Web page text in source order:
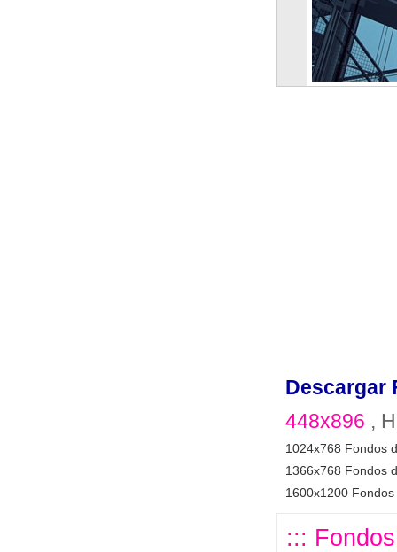
Descargar
448x896 ,
1024x768 Fondos
1366x768 Fondos
1600x1200
:::